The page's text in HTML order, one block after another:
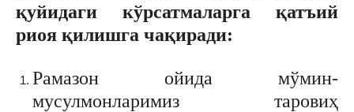
қуйидаги кўрсатмаларга қатъий
риоя қилишга чақиради:
Рамазон ойида мўмин-
мусулмонларимиз таровиҳ